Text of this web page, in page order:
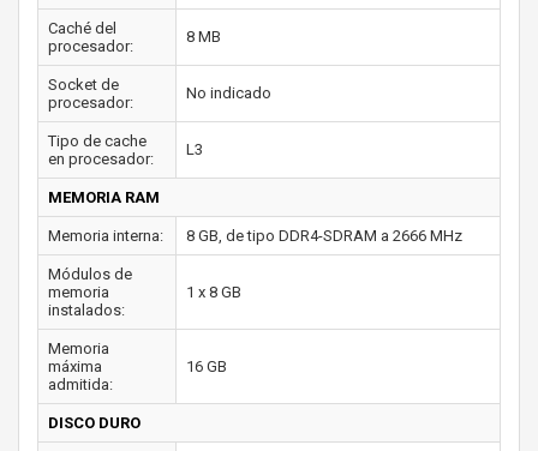
Caché del
procesador:
8 MB
Socket de
procesador:
No indicado
Tipo de cache
en procesador:
L3
MEMORIA RAM
Memoria interna: 8 GB, de tipo DDR4-SDRAM a 2666 MHz
Módulos de
memoria
instalados:
1 x 8 GB
Memoria
máxima
admitida:
16 GB
DISCO DURO